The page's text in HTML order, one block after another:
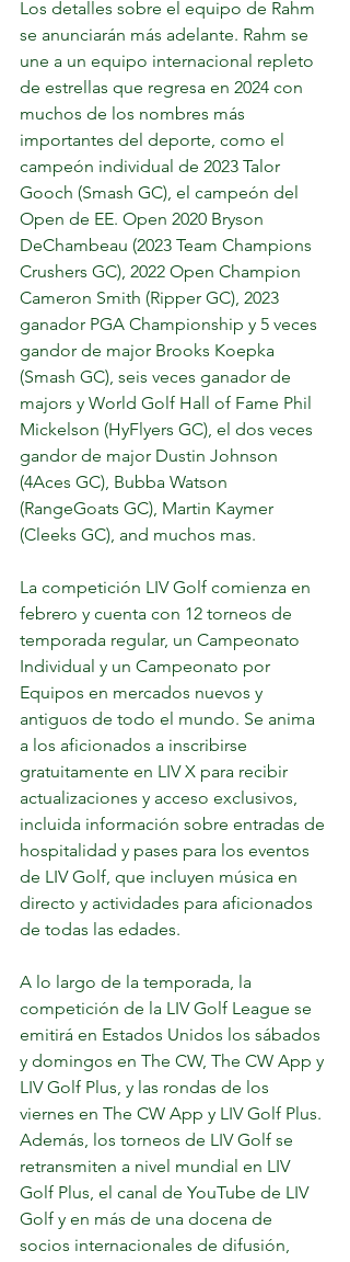
Los detalles sobre el equipo de Rahm
se anunciarán más adelante. Rahm se
une a un equipo internacional repleto
de estrellas que regresa en 2024 con
muchos de los nombres más
importantes del deporte, como el
campeón individual de 2023 Talor
Gooch (Smash GC), el campeón del
Open de EE. Open 2020 Bryson
DeChambeau (2023 Team Champions
Crushers GC), 2022 Open Champion
Cameron Smith (Ripper GC), 2023
ganador PGA Championship y 5 veces
gandor de major Brooks Koepka
(Smash GC), seis veces ganador de
majors y World Golf Hall of Fame Phil
Mickelson (HyFlyers GC), el dos veces
gandor de major Dustin Johnson
(4Aces GC), Bubba Watson
(RangeGoats GC), Martin Kaymer
(Cleeks GC), and muchos mas.
La competición LIV Golf comienza en
febrero y cuenta con 12 torneos de
temporada regular, un Campeonato
Individual y un Campeonato por
Equipos en mercados nuevos y
antiguos de todo el mundo. Se anima
a los aficionados a inscribirse
gratuitamente en LIV X para recibir
actualizaciones y acceso exclusivos,
incluida información sobre entradas de
hospitalidad y pases para los eventos
de LIV Golf, que incluyen música en
directo y actividades para aficionados
de todas las edades.
A lo largo de la temporada, la
competición de la LIV Golf League se
emitirá en Estados Unidos los sábados
y domingos en The CW, The CW App y
LIV Golf Plus, y las rondas de los
viernes en The CW App y LIV Golf Plus.
Además, los torneos de LIV Golf se
retransmiten a nivel mundial en LIV
Golf Plus, el canal de YouTube de LIV
Golf y en más de una docena de
socios internacionales de difusión,